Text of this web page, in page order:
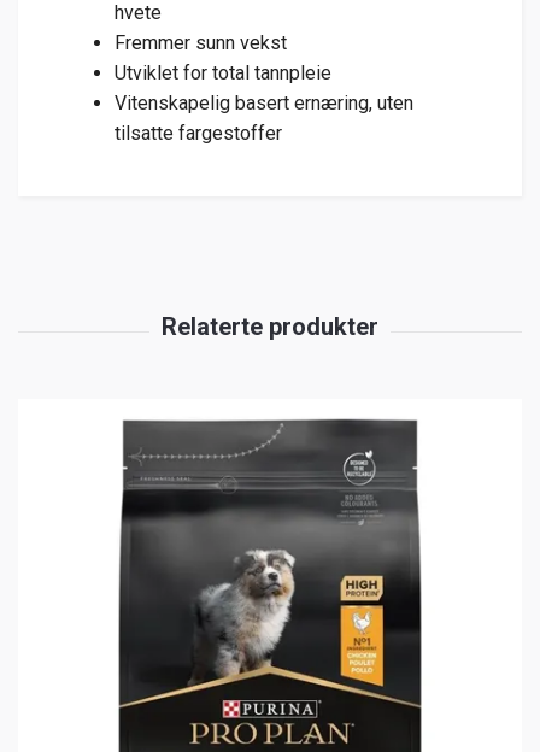
hvete
Fremmer sunn vekst
Utviklet for total tannpleie
Vitenskapelig basert ernæring, uten
tilsatte fargestoffer